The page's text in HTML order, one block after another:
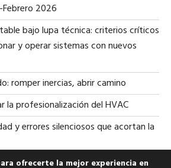
2026
bajo lupa técnica: criterios críticos
y operar sistemas con nuevos
romper inercias, abrir camino
la profesionalización del HVAC
y errores silenciosos que acortan la
ofrecerte la mejor experiencia en